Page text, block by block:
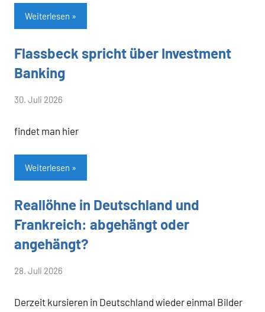
Weiterlesen
Allgemein
Flassbeck spricht über Investment
Banking
von
Flassbeck
30. Juli 2026
findet man hier
Weiterlesen
Allgemein
Reallöhne in Deutschland und
Frankreich: abgehängt oder
angehängt?
von
Flassbeck
28. Juli 2026
Derzeit kursieren in Deutschland wieder einmal Bilder